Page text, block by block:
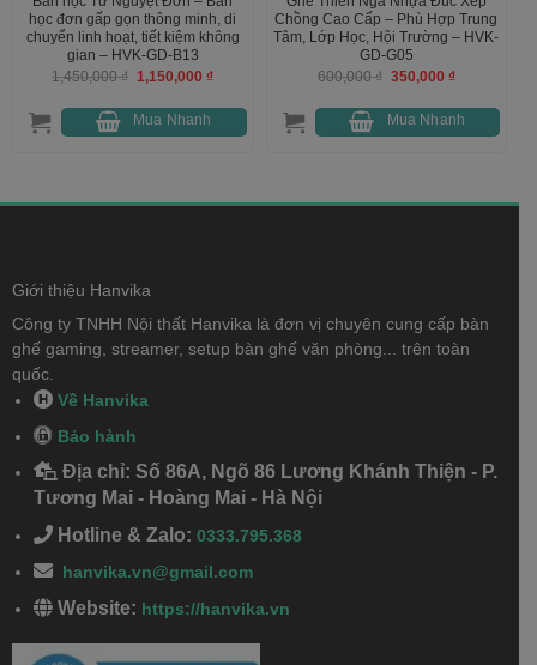
học đơn gấp gọn thông minh, di
chuyển linh hoạt, tiết kiệm không
gian – HVK-GD-B13
1,450,000₫ Giá
gốc
1,450,000 ₫.
1,150,000 ₫Giá
1,150,000 ₫.
Mua Nhanh
Chồng Cao Cấp – Phù Hợp Trung
Tâm, Lớp Học, Hội Trường – HVK-
GD-G05
600,000₫ Giá
600,000 ₫.
350,000 ₫Giá
là:
350,000 ₫.
Mua Nhanh
Giới thiệu Hanvika
Công ty TNHH Nội thất Hanvika là đơn vị chuyên cung cấp bàn
ghế gaming, streamer, setup bàn ghế văn phòng... trên toàn
quốc.
Về Hanvika
Bảo hành
Địa chỉ: Số 86A, Ngõ 86 Lương Khánh Thiện - P.
Tương Mai - Hoàng Mai - Hà Nội
Hotline & Zalo: 0333.795.368
hanvika.vn@gmail.com
Website: https://hanvika.vn